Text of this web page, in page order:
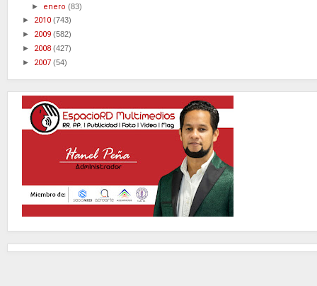
► enero(83)
► 2010 (743)
► 2009 (582)
► 2008 (427)
► 2007 (54)